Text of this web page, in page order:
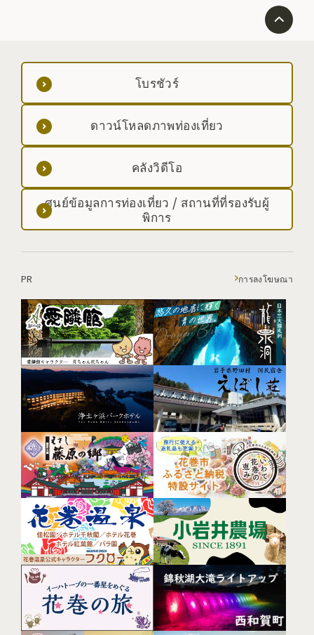
ด้วย
โบรชัวร์
ดาวน์โหลดภาพท่องเที่ยว
คลังวิดีโอ
ศูนย์ข้อมูลการท่องเที่ยว / สถานที่ที่รองรับผู้
พิการ
PR การลงโฆษณา